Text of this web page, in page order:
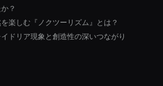
？
楽しむ『ノクツーリズム』とは？
ドリア現象と創造性の深いつながり